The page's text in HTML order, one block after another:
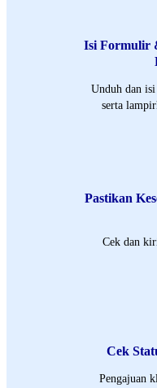
Isi Formulir
Unduh dan
serta
Pastikan
Cek dan
Cek
Pengajuan